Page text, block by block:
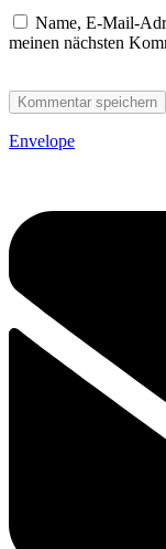
Name, E-Mail-
meinen nächsten
Envelope